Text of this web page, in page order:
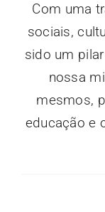
Com uma
sociais,
sido um
nossa
mesmos,
educação e